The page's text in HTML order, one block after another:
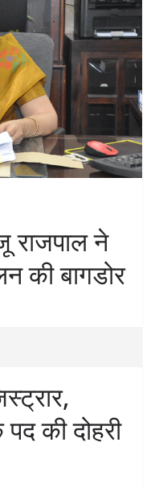
राजपाल ने
की बागडोर
की दोहरी